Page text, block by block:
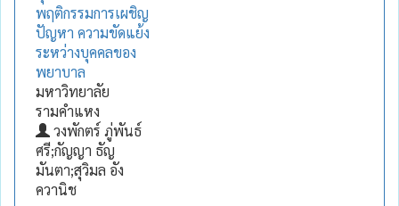
พฤติกรรมการเผชิญ
ปัญหา ความขัดแย้ง
ระหว่างบุคคลของ
พยาบาล
มหาวิทยาลัย
รามคำแหง
วงพักตร์ ภู่พันธ์
ศรี;กัญญา ธัญ
มันตา;สุวิมล อัง
ควานิช